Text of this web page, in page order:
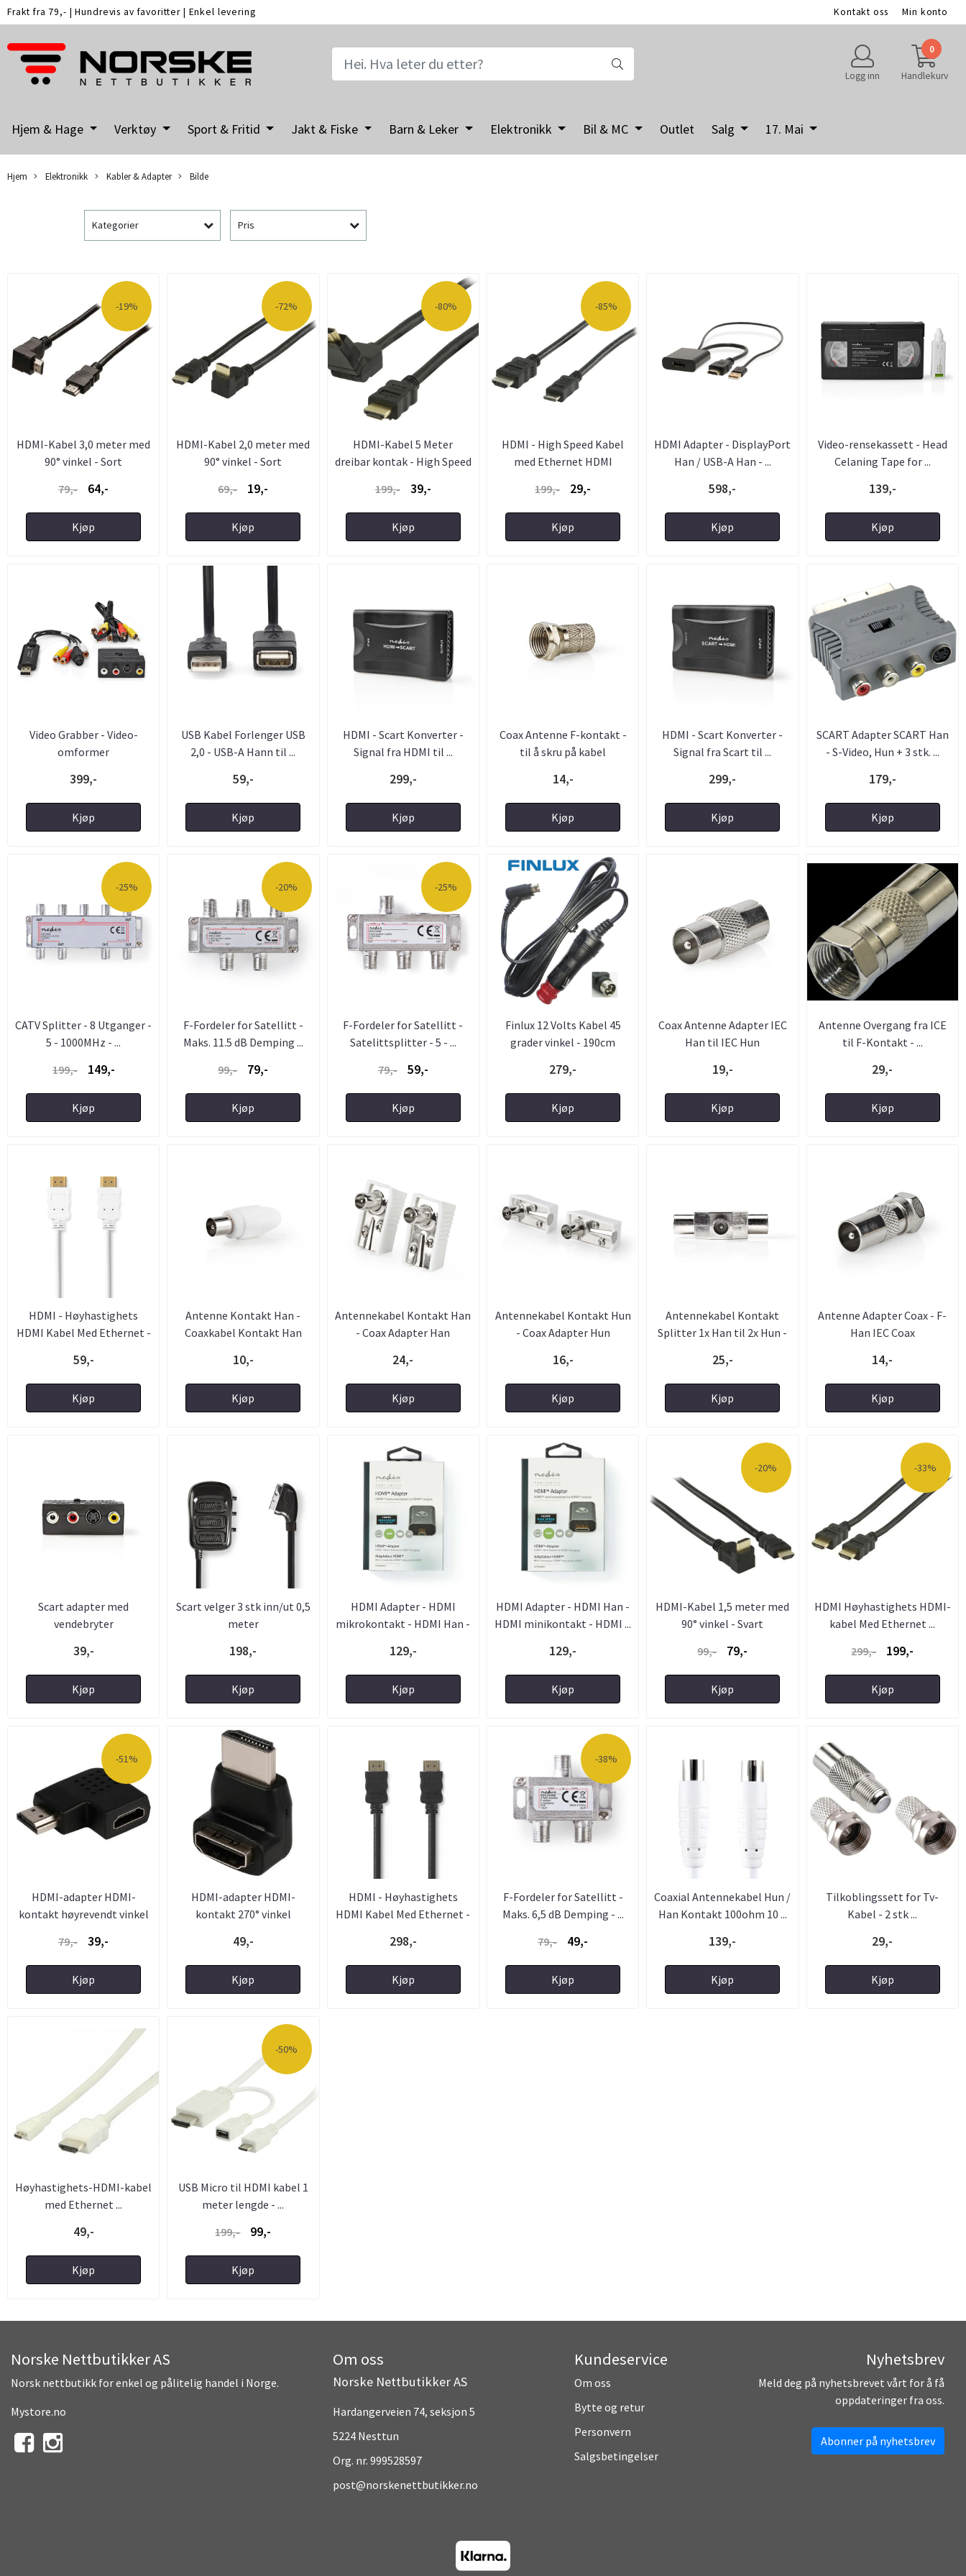
Frakt fra 79,- |Hundrevis av favoritter | Enkel levering Kontakt oss Min konto
Logg inn
0
Handlekurv
Hjem & Hage Verktøy Sport & Fritid Jakt & Fiske Barn & Leker Elektronikk Bil & MC Outlet Salg 17. Mai
Hjem Elektronikk Kabler & Adapter Bilde
Kategorier Pris
-19%
HDMI-Kabel 3,0 meter med
90° vinkel - Sort
79,-
64,-
Kjøp
-72%
HDMI-Kabel 2,0 meter med
90° vinkel - Sort
69,-
19,-
Kjøp
-80%
HDMI-Kabel 5 Meter
dreibar kontak - High Speed
199,- 39,-
Kjøp
-85%
HDMI - High Speed Kabel
med Ethernet HDMI
199,- 29,-
Kjøp
HDMI Adapter - DisplayPort
Han / USB-A Han - ...
598,-
Kjøp
Video-rensekassett - Head
Celaning Tape for ...
139,-
Kjøp
Video Grabber - Video-
omformer
399,-
Kjøp
USB Kabel Forlenger USB
2,0 - USB-A Hann til ...
59,-
Kjøp
HDMI - Scart Konverter -
Signal fra HDMI til ...
299,-
Kjøp
Coax Antenne F-kontakt -
til å skru på kabel
14,-
Kjøp
HDMI - Scart Konverter -
Signal fra Scart til ...
299,-
Kjøp
SCART Adapter SCART Han
- S-Video, Hun + 3 stk. ...
179,-
Kjøp
-25%
CATV Splitter - 8 Utganger -
5 - 1000MHz - ...
199,-
149,-
Kjøp
-20%
F-Fordeler for Satellitt -
Maks. 11.5 dB Demping ...
99,-
79,-
Kjøp
-25%
F-Fordeler for Satellitt -
Satelittsplitter - 5 - ...
79,-
59,-
Kjøp
Finlux 12 Volts Kabel 45
grader vinkel - 190cm
279,-
Kjøp
Coax Antenne Adapter IEC
Han til IEC Hun
19,-
Kjøp
Antenne Overgang fra ICE
til F-Kontakt - ...
29,-
Kjøp
HDMI - Høyhastighets
HDMI Kabel Med Ethernet -
59,-
Kjøp
Antenne Kontakt Han -
Coaxkabel Kontakt Han
10,-
Kjøp
Antennekabel Kontakt Han
- Coax Adapter Han
24,-
Kjøp
Antennekabel Kontakt Hun
- Coax Adapter Hun
16,-
Kjøp
Antennekabel Kontakt
Splitter 1x Han til 2x Hun -
25,-
Kjøp
Antenne Adapter Coax - F-
Han IEC Coax
14,-
Kjøp
Scart adapter med
vendebryter
39,-
Kjøp
Scart velger 3 stk inn/ut 0,5
meter
198,-
Kjøp
HDMI Adapter - HDMI
mikrokontakt - HDMI Han -
129,-
Kjøp
HDMI Adapter - HDMI Han -
HDMI minikontakt - HDMI ...
129,-
Kjøp
-20%
HDMI-Kabel 1,5 meter med
90° vinkel - Svart
99,-
79,-
Kjøp
-33%
HDMI Høyhastighets HDMI-
kabel Med Ethernet ...
299,-
199,-
Kjøp
-51%
HDMI-adapter HDMI-
kontakt høyrevendt vinkel
79,-
39,-
Kjøp
HDMI-adapter HDMI-
kontakt 270° vinkel
49,-
Kjøp
HDMI - Høyhastighets
HDMI Kabel Med Ethernet -
298,-
Kjøp
-38%
F-Fordeler for Satellitt -
Maks. 6,5 dB Demping - ...
79,-
49,-
Kjøp
Coaxial Antennekabel Hun /
Han Kontakt 100ohm 10 ...
139,-
Kjøp
Tilkoblingssett for Tv-
Kabel - 2 stk ...
29,-
Kjøp
Høyhastighets-HDMI-kabel
med Ethernet ...
49,-
Kjøp
-50%
USB Micro til HDMI kabel 1
meter lengde - ...
199,-
99,-
Kjøp
Norske Nettbutikker AS
Norsk nettbutikk for enkel og pålitelig handel i Norge.
Mystore.no
Om oss
Norske Nettbutikker AS
Hardangerveien 74, seksjon 5
5224 Nesttun
Org. nr. 999528597
post@norskenettbutikker.no
Kundeservice
Om oss
Bytte og retur
Personvern
Salgsbetingelser
Nyhetsbrev
Meld deg på nyhetsbrevet vårt for å få
oppdateringer fra oss.
Abonner på nyhetsbrev